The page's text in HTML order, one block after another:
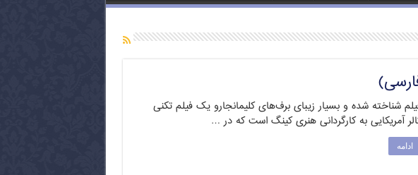
شناخته شده و بسیار زیبای برف‌های کلیمانجارو یک فیلم تکنی
آمریکایی به کارگردانی هنری کینگ است که در …
ادامه